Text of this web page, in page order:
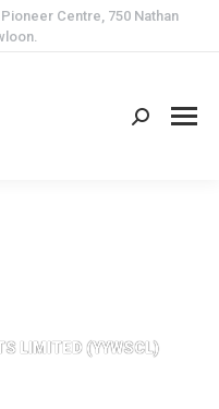
Centre, 750 Nathan
Search:
LIMITED (YYWSCL)